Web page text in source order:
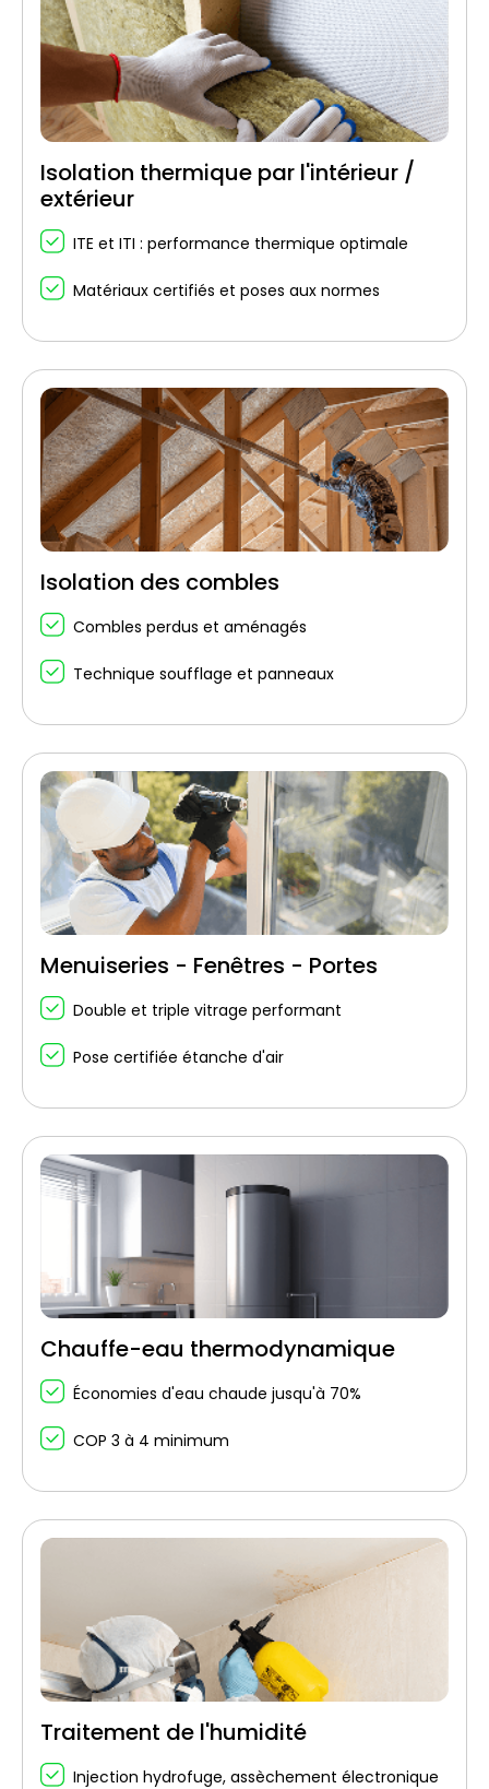
Isolation thermique par l'intérieur /
extérieur
ITE et ITI : performance thermique optimale
Matériaux certifiés et poses aux normes
Isolation des combles
Combles perdus et aménagés
Technique soufflage et panneaux
Menuiseries - Fenêtres - Portes
Double et triple vitrage performant
Pose certifiée étanche d'air
Chauffe-eau thermodynamique
Économies d'eau chaude jusqu'à 70%
COP 3 à 4 minimum
Traitement de l'humidité
Injection hydrofuge, assèchement électronique